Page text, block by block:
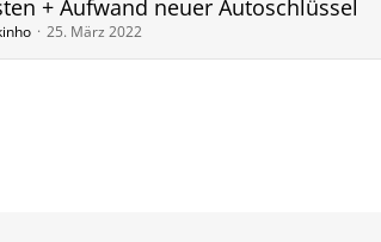
+ Aufwand neuer Autoschlüssel
25. März 2022